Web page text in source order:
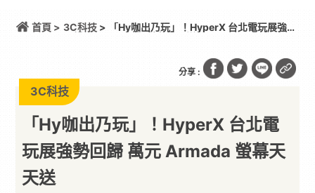
首頁 > 3C科技> 「Hy咖出乃玩」！HyperX 台北電玩展強勢
分享 :
3C科技
「Hy咖出乃玩」！HyperX 台北電
玩展強勢回歸 萬元 Armada 螢幕天
天送